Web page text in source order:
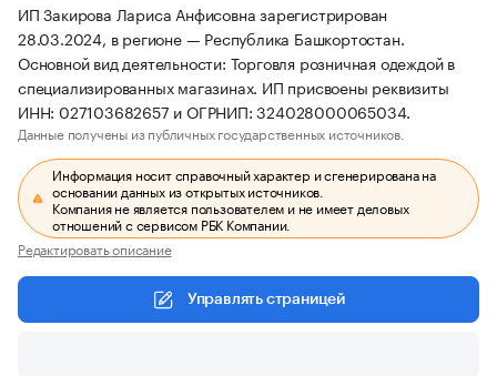
ИП Закирова Лариса Анфисовна зарегистрирован
28.03.2024, в регионе — Республика Башкортостан.
Основной вид деятельности: Торговля розничная одеждой в
специализированных магазинах. ИП присвоены реквизиты
ИНН: 027103682657 и ОГРНИП: 324028000065034.
Данные получены из публичных государственных источников.
Информация носит справочный характер и сгенерирована на
основании данных из открытых источников.
Компания не является пользователем и не имеет деловых
отношений с сервисом РБК Компании.
Редактировать описание
Управлять страницей